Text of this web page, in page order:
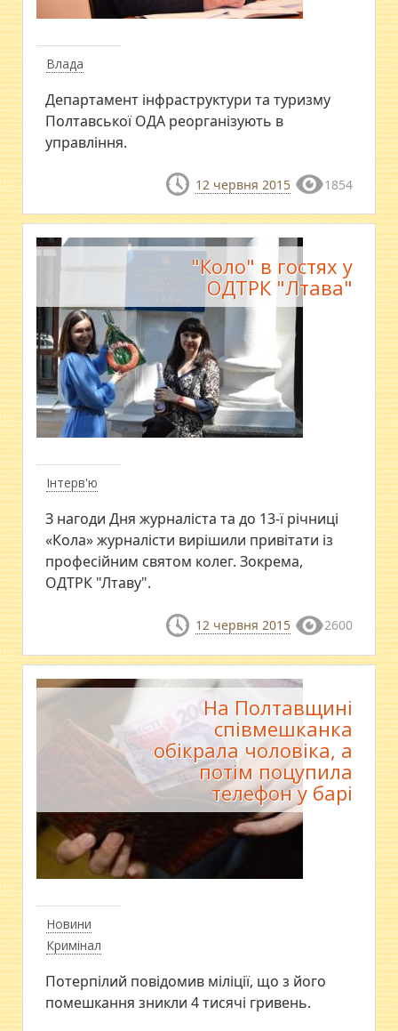
Влада
Департамент інфраструктури та туризму
Полтавської ОДА реорганізують в
управління.
12 червня 2015 1854
Інтерв'ю
"Коло" в гостях у
ОДТРК "Лтава"
З нагоди Дня журналіста та до 13-ї річниці
«Кола» журналісти вирішили привітати із
професійним святом колег. Зокрема,
ОДТРК "Лтаву".
12 червня 2015 2600
Новини
Кримінал
На Полтавщині
співмешканка
обікрала чоловіка, а
потім поцупила
телефон у барі
Потерпілий повідомив міліції, що з його
помешкання зникли 4 тисячі гривень.